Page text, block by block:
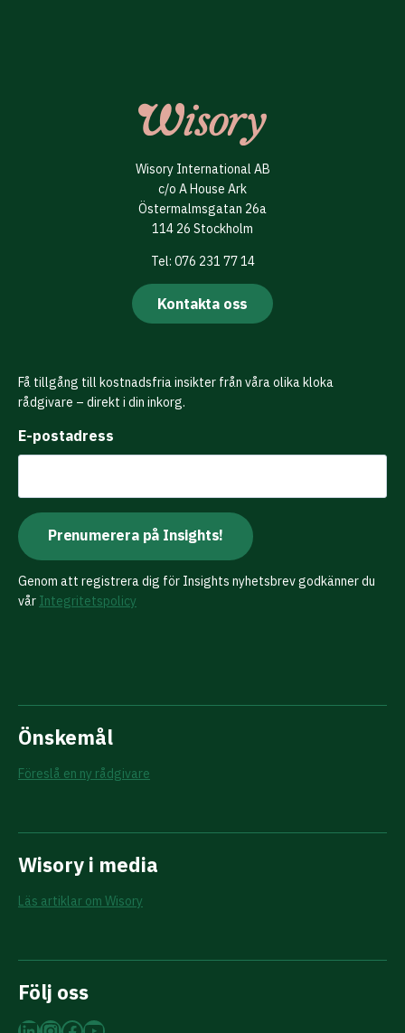
Wisory International AB
c/o A House Ark
Östermalmsgatan 26a
114 26 Stockholm
Tel: 076 231 77 14
Kontakta oss
Få tillgång till kostnadsfria insikter från våra olika kloka
rådgivare – direkt i din inkorg.
E-postadress
Genom att registrera dig för Insights nyhetsbrev godkänner du
vår Integritetspolicy
Önskemål
Föreslå en ny rådgivare
Wisory i media
Läs artiklar om Wisory
Följ oss